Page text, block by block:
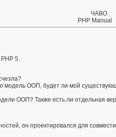
ЧАВО
PHP Manual
5.
модель ООП, будет ли мой
ООП? Также есть ли отдельная
он проектировался для